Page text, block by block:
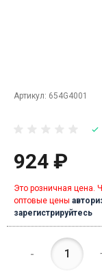
Артикул: 654G4001
924 ₽
Это розничная цена.
оптовые цены
зарегистрируйтесь
-